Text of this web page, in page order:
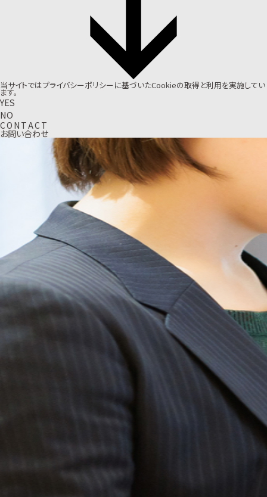
当サイトではプライバシーポリシーに基づいたCookieの取得と利用を実施してい
ます。
YES
NO
CO N TACT
お問い合わせ